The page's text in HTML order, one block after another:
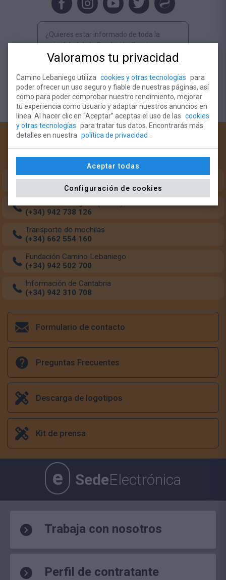
¿Quieres estar informado de toda la
actualidad de la Fundación Camino
Lebaniego?
Suscríbete al Newsletter
¿Necesitas ayuda?
Teléfonos de intererés para el peregrino:
Oficina del Peregrino (Monasterio Santo Toribio)
(+34) 633 349 684
(+34) 942 738 126
Transporte de mochilas
(+34) 662 554 160
Fundación Camino Lebaniego
(+34) 942 502 700
Información de Cantabria
(+34) 942 310 708
Formulario de contacto
Preguntas Frecuentes
Descarga de logotipos
Kit de prensa
e SedeElectrónica
Trabaja con nosotros
Perfil de contratante
Valoramos tu privacidad
Camino Lebaniego utiliza cookies y otras tecnologías para
poder ofrecer un uso seguro y fiable de nuestras páginas, así
como para poder comprobar nuestro rendimiento, mejorar
tu experiencia como usuario y adaptar nuestros anuncios en
línea. Al hacer clic en “Aceptar” aceptas el uso de las cookies
y otras tecnologías para tratar tus datos. Encontrarás más
detalles en nuestra política de privacidad
Aceptar todas
Configuración de cookies